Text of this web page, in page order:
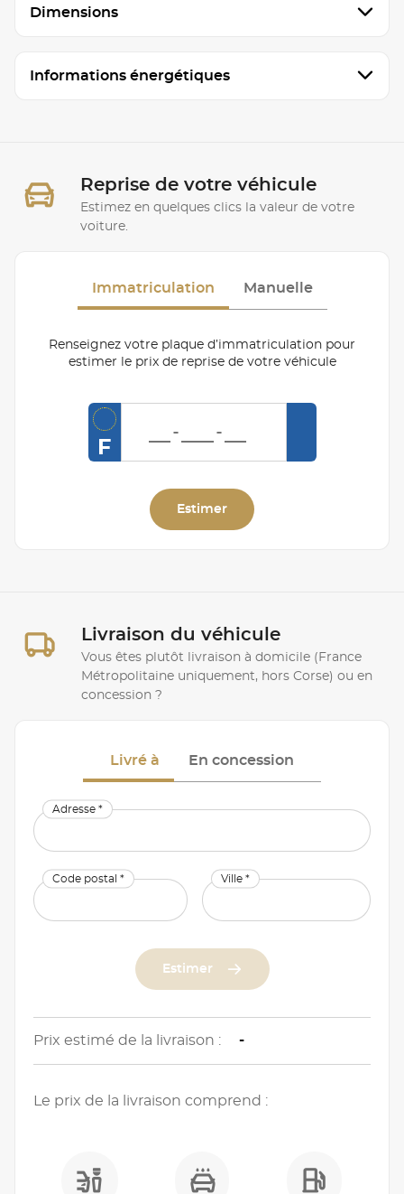
Dimensions
Informations énergétiques
Reprise de votre véhicule
Estimez en quelques clics la valeur de votre
voiture.
Immatriculation Manuelle
Renseignez votre plaque d’immatriculation pour
estimer le prix de reprise de votre véhicule
F
Estimer
Livraison du véhicule
Vous êtes plutôt livraison à domicile (France
Métropolitaine uniquement, hors Corse) ou en
concession ?
Livré à En concession
Adresse *
Code postal * Ville *
Estimer
Prix estimé de la livraison : -
Le prix de la livraison comprend :